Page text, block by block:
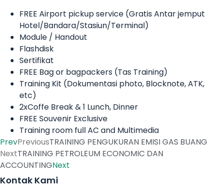
FREE Airport pickup service (Gratis Antar jemput
Hotel/Bandara/Stasiun/Terminal)
Module / Handout
Flashdisk
Sertifikat
FREE Bag or bagpackers (Tas Training)
Training Kit (Dokumentasi photo, Blocknote, ATK,
etc)
2xCoffe Break & 1 Lunch, Dinner
FREE Souvenir Exclusive
Training room full AC and Multimedia
PrevPreviousTRAINING PENGUKURAN EMISI GAS BUANG
NextTRAINING PETROLEUM ECONOMIC DAN
ACCOUNTINGNext
Kontak Kami